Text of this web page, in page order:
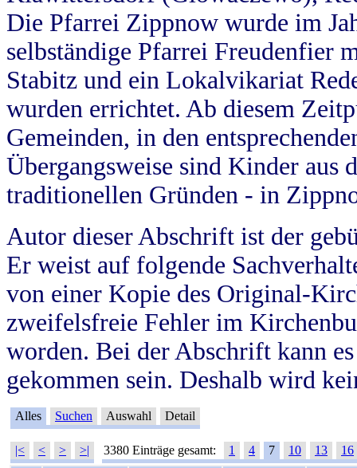
Die Pfarrei Zippnow wurde im
selbständige Pfarrei Freudenfier
Stabitz und ein Lokalvikariat
wurden errichtet. Ab diesem
Gemeinden, in den
Übergangsweise sind Kinder aus
traditionellen Gründen - in
Autor dieser Abschrift ist der
Er weist auf folgende
von einer Kopie des Original-
zweifelsfreie Fehler im
worden. Bei der Abschrift kann
gekommen sein. Deshalb wird
Alles Suchen Auswahl Detail
|< < > >| 3380 Einträge gesamt: 1 4 7 10 13
16